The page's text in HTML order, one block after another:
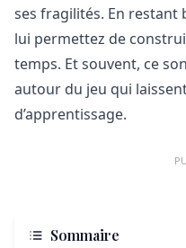
ses fragilités. En restant
lui permettez de
temps. Et souvent, ce
autour du jeu qui
d’apprentissage.
Sommaire